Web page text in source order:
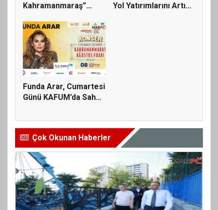
Kahramanmaraş”
Yol Yatırımlarını Artı...
Funda Arar, Cumartesi
Günü KAFUM’da Sahne
Çok Okunan Haberler